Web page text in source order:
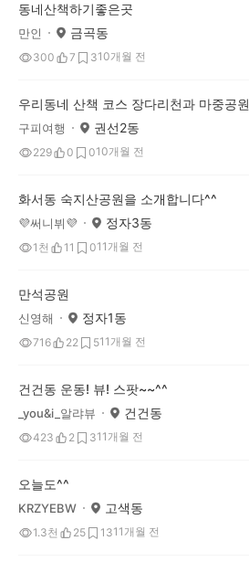
동네산책하기좋은곳
만인 금곡동
300 7 310개월 전
우리동네 산책 코스 장다리천과 마중공원
구피여행 권선2동
229 0 010개월 전
화서동 숙지산공원을 소개합니다^^
💜써니뷔💜 정자3동
1천 11 011개월 전
만석공원
신영해 정자1동
716 22 511개월 전
건건동 운동! 뷰! 스팟~~^^
_you&i_알랴뷰 건건동
423 2 311개월 전
오늘도^^
KRZYEBW 고색동
1.3천 25 1311개월 전